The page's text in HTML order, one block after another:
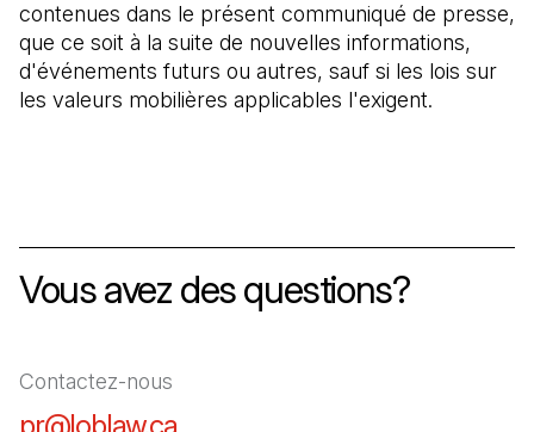
contenues dans le présent communiqué de presse,
que ce soit à la suite de nouvelles informations,
d'événements futurs ou autres, sauf si les lois sur
les valeurs mobilières applicables l'exigent.
Vous avez des questions?
Contactez-nous